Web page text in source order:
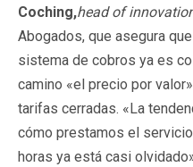
Coching,head of
Abogados, que asegura
sistema de cobros ya es
camino «el precio por
tarifas cerradas. «La
cómo prestamos el
horas ya está casi